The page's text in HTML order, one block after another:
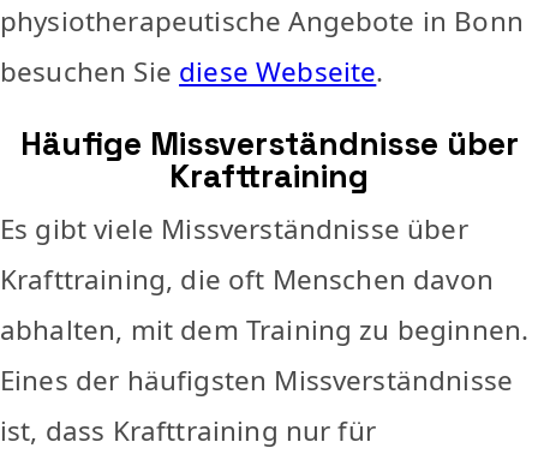
physiotherapeutische Angebote in Bonn
besuchen Sie diese Webseite.
Häufige Missverständnisse über
Krafttraining
Es gibt viele Missverständnisse über
Krafttraining, die oft Menschen davon
abhalten, mit dem Training zu beginnen.
Eines der häufigsten Missverständnisse
ist, dass Krafttraining nur für